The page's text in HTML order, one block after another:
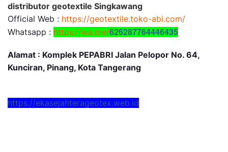
distributor geotextile Singkawang
Official Web : https://geotextile.toko-abi.com/
Whatsapp : https://wa.me/626287764446435
Alamat : Komplek PEPABRI Jalan Pelopor No. 64,
Kunciran, Pinang, Kota Tangerang
https://ekasejahterageotex.web.id